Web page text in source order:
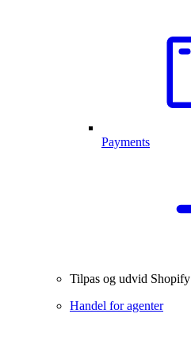
Payments
Tilpas og udvid Shopify
Handel for agenter